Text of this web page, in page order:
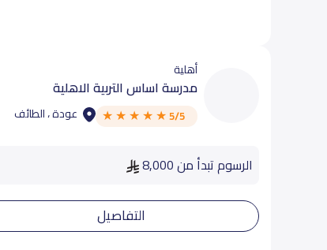
أهلية
مدرسة اساس التربية الاهلية
5/5 عودة ، الطائف
الرسوم تبدأ من 8,000
التفاصيل